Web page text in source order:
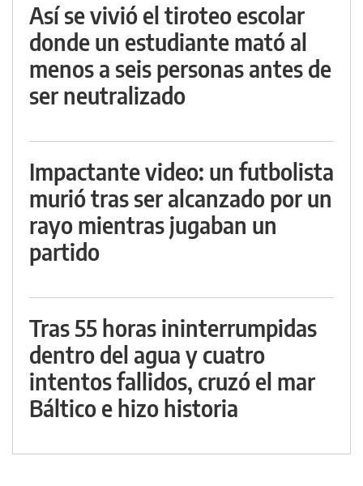
Así se vivió el tiroteo escolar
donde un estudiante mató al
menos a seis personas antes de
ser neutralizado
Impactante video: un futbolista
murió tras ser alcanzado por un
rayo mientras jugaban un
partido
Tras 55 horas ininterrumpidas
dentro del agua y cuatro
intentos fallidos, cruzó el mar
Báltico e hizo historia